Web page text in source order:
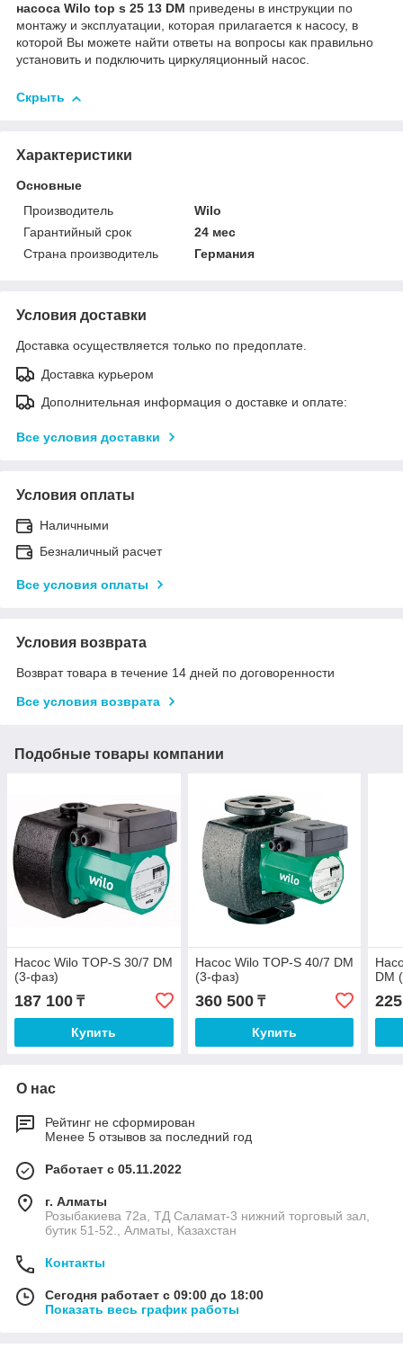
насоса Wilo top s 25 13 DM приведены в инструкции по
монтажу и эксплуатации, которая прилагается к насосу, в
которой Вы можете найти ответы на вопросы как правильно
установить и подключить циркуляционный насос.
Скрыть
Характеристики
Основные
Производитель
Wilo
Гарантийный срок
24 мес
Страна производитель
Германия
Условия доставки
Доставка осуществляется только по предоплате.
Доставка курьером
Дополнительная информация о доставке и оплате:
Все условия доставки
Условия оплаты
Наличными
Безналичный расчет
Все условия оплаты
Условия возврата
Возврат товара в течение 14 дней по договоренности
Все условия возврата
Подобные товары компании
Насос Wilo TOP-S 30/7 DM
(3-фаз)
187 100 ₸
Купить
Насос Wilo TOP-S 40/7 DM
(3-фаз)
360 500₸
Купить
DM
О нас
Рейтинг не сформирован
Менее 5 отзывов за последний год
Работает с 05.11.2022
г. Алматы
Розыбакиева 72а, ТД Саламат-3 нижний торговый зал,
бутик 51-52., Алматы, Казахстан
Контакты
Сегодня работает с 09:00 до 18:00
Показать весь график работы